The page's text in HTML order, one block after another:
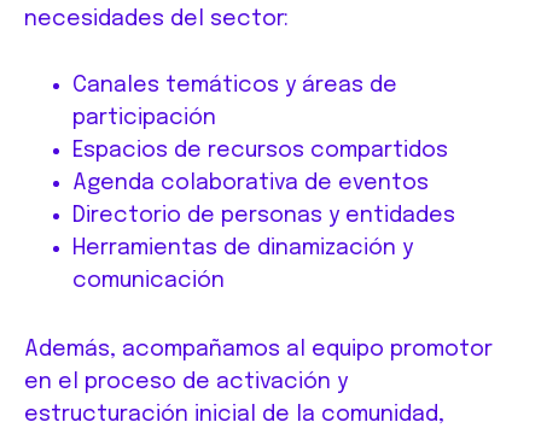
necesidades del sector:
Canales temáticos y áreas de
participación
Espacios de recursos compartidos
Agenda colaborativa de eventos
Directorio de personas y entidades
Herramientas de dinamización y
comunicación
Además, acompañamos al equipo promotor
en el proceso de activación y
estructuración inicial de la comunidad,